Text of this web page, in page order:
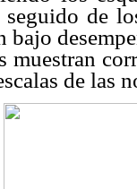
seguido de
bajo
muestran
de las